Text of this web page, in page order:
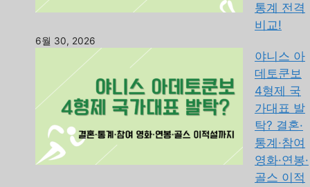
통계 전격
비교!
6월 30, 2026
야니스 아
데토쿤보
4형제 국
가대표 발
탁? 결혼·
통계·참여
영화·연봉·
골스 이적